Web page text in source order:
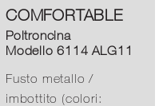
COMFORTABLE
Poltroncina
Modello 6114 ALG11
Fusto metallo /
imbottito (colori: